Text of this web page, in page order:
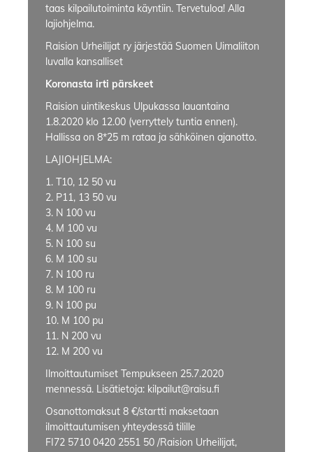
taas kilpailutoiminta käyntiin. Tervetuloa! Alla
lajiohjelma.
Raision Urheilijat ry järjestää Suomen Uimaliiton
luvalla kansalliset
Koronasta irti pärskeet
Raision uintikeskus Ulpukassa lauantaina
1.8.2020 klo 12.00 (verryttely tuntia ennen).
Hallissa on 8*25 m rataa ja sähköinen ajanotto.
LAJIOHJELMA:
1. T10, 12 50 vu
2. P11, 13 50 vu
3. N 100 vu
4. M 100 vu
5. N 100 su
6. M 100 su
7. N 100 ru
8. M 100 ru
9. N 100 pu
10. M 100 pu
11. N 200 vu
12. M 200 vu
Ilmoittautumiset Tempukseen 25.7.2020
mennessä. Lisätietoja: kilpailut@raisu.fi
Osanottomaksut 8 €/startti maksetaan
ilmoittautumisen yhteydessä tilille
FI72 5710 0420 2551 50 /Raision Urheilijat,